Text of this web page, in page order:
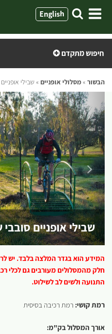
לתוכן
English
חיפוש מתקדם
הבשור »מסלולי אופניים » שבילי
שבילי אופניים
המידע הוא בגדר המלצה בלבד. יש
חלק מהמסלולים מעורבים גם לכלי רכב
התנועה ולשים לב לשילוט.
רמת קושי: רמת רכיבה בסיסית
אורך המסלול בק"מ: